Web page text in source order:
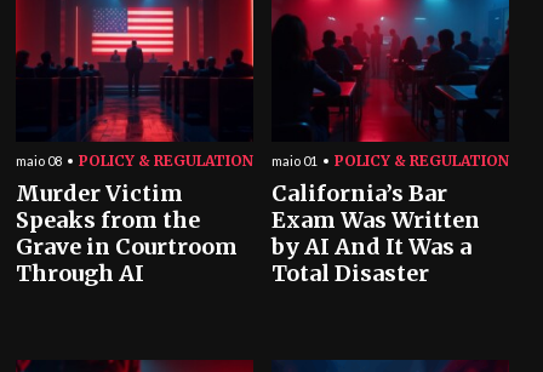
maio 08 POLICY & REGULATION
Murder Victim
Speaks from the
Grave in Courtroom
Through AI
maio 01 POLICY & REGULATION
California’s Bar
Exam Was Written
by AI And It Was a
Total Disaster